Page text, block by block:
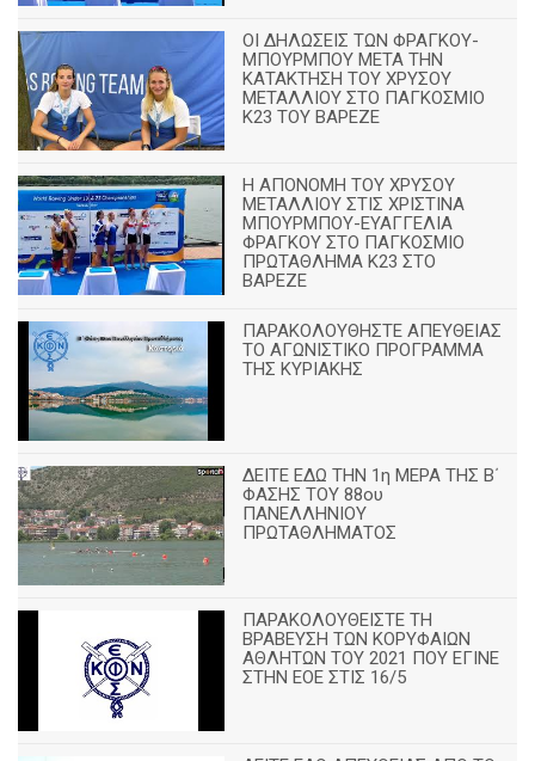
ΟΙ ΔΗΛΩΣΕΙΣ ΤΩΝ ΦΡΑΓΚΟΥ-
ΜΠΟΥΡΜΠΟΥ ΜΕΤΑ ΤΗΝ
ΚΑΤΑΚΤΗΣΗ ΤΟΥ ΧΡΥΣΟΥ
ΜΕΤΑΛΛΙΟΥ ΣΤΟ ΠΑΓΚΟΣΜΙΟ
Κ23 ΤΟΥ ΒΑΡΕΖΕ
Η ΑΠΟΝΟΜΗ ΤΟΥ ΧΡΥΣΟΥ
ΜΕΤΑΛΛΙΟΥ ΣΤΙΣ ΧΡΙΣΤΙΝΑ
ΜΠΟΥΡΜΠΟΥ-ΕΥΑΓΓΕΛΙΑ
ΦΡΑΓΚΟΥ ΣΤΟ ΠΑΓΚΟΣΜΙΟ
ΠΡΩΤΑΘΛΗΜΑ Κ23 ΣΤΟ
ΒΑΡΕΖΕ
ΠΑΡΑΚΟΛΟΥΘΗΣΤΕ ΑΠΕΥΘΕΙΑΣ
ΤΟ ΑΓΩΝΙΣΤΙΚΟ ΠΡΟΓΡΑΜΜΑ
ΤΗΣ ΚΥΡΙΑΚΗΣ
ΔΕΙΤΕ ΕΔΩ ΤΗΝ 1η ΜΕΡΑ ΤΗΣ Β΄
ΦΑΣΗΣ ΤΟΥ 88ου
ΠΑΝΕΛΛΗΝΙΟΥ
ΠΡΩΤΑΘΛΗΜΑΤΟΣ
ΠΑΡΑΚΟΛΟΥΘΕΙΣΤΕ ΤΗ
ΒΡΑΒΕΥΣΗ ΤΩΝ ΚΟΡΥΦΑΙΩΝ
ΑΘΛΗΤΩΝ ΤΟΥ 2021 ΠΟΥ ΕΓΙΝΕ
ΣΤΗΝ ΕΟΕ ΣΤΙΣ 16/5